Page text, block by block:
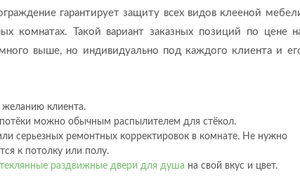
гарантирует защиту всех видов клееной
комнатах. Такой вариант заказных позиций по цене
выше, но индивидуально под каждого клиента и
клиента.
можно обычным распылителем для стёкол.
серьезных ремонтных корректировок в комнате. Не нужно
к потолку или полу.
раздвижные двери для душа на свой вкус и цвет.